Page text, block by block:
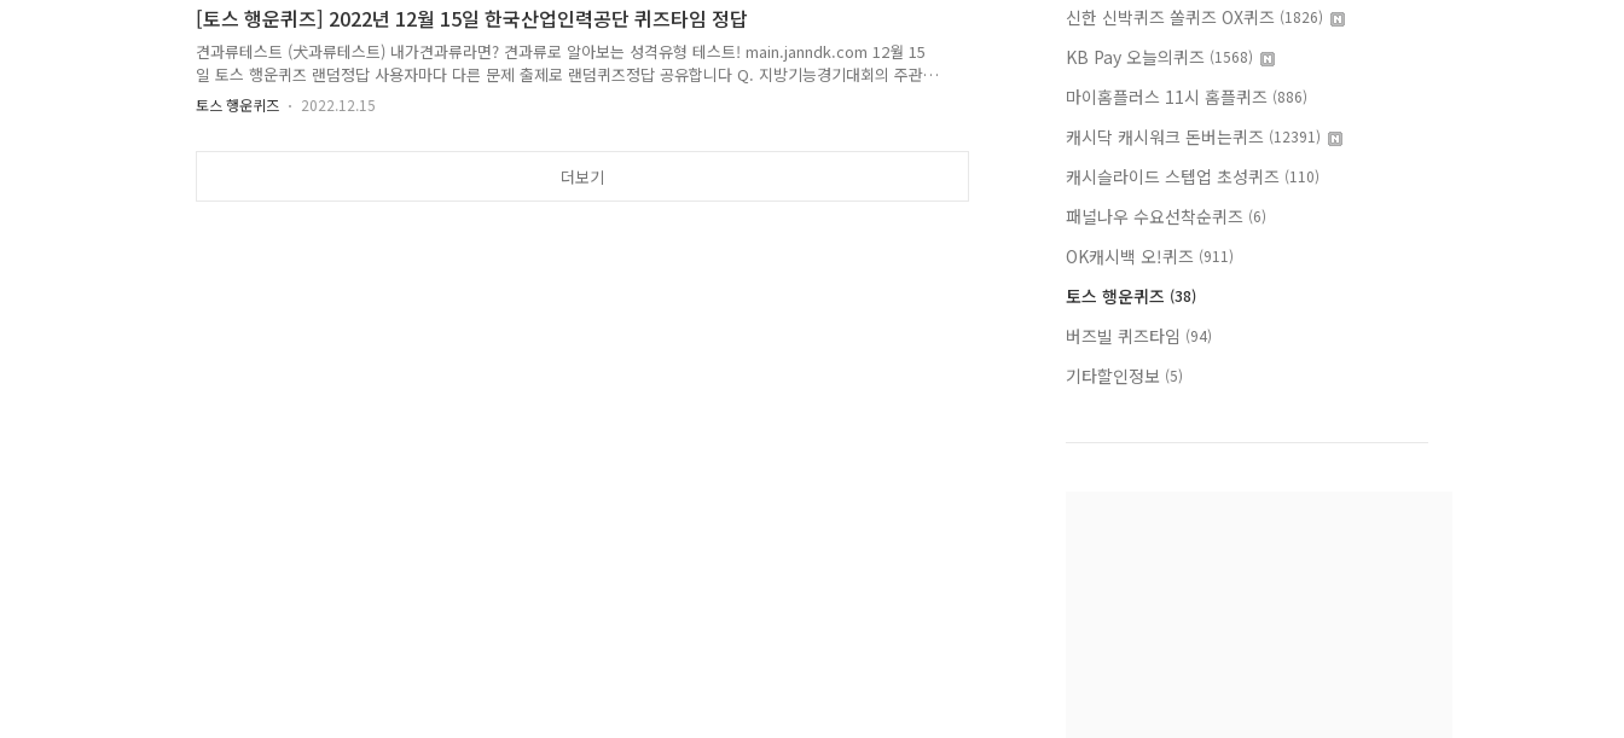
을 최대한 빠르고 정확하게 포스팅해볼까 합니다. 앞으로 다양하고 많은 퀴즈 정
답을 보다 손쉽게 알고 싶으시다면, 구독 또는 즐겨찾기 추가를 권장합니다. 네
이버나 다음에 돈독퀴즈를 검색해주세요!! 토스행운퀴즈에 대해 더 자세히 알고
싶으시다면, ↓↓↓↓↓↓↓ 캐시워크퀴즈에 대해 더 자세히 알고싶으시..
[토스 행운퀴즈] 2022년 12월 15일 한국산업인력공단 퀴즈타임 정답
견과류테스트 (犬과류테스트) 내가견과류라면? 견과류로 알아보는 성격유형 테스트! main.janndk.com 12월 15
일 토스 행운퀴즈 랜덤정답 사용자마다 다른 문제 출제로 랜덤퀴즈정답 공유합니다 Q. 지방기능경기대회의 주관
은 OO개 시, 도 기능경기 위원회에서 진행해요 정답은 [ 17 ] 정답은 [ ] 정답은 [ ] 저는 토스 행운퀴즈의 정답을
최대한 빠르고 정확하게 포스팅해볼까 합니다. 앞으로 다양하고 많은 퀴즈 정답을 보다 손쉽게 알고 싶으시다면,
세히 알고싶으시다면, ↓↓↓↓↓↓↓ 캐시워크퀴즈에 대해 더 자세히 알고싶으시다면, ↓↓↓↓↓↓↓ 돈독퀴
토스 행운퀴즈 2022.12.15
더보기
신한 신박퀴즈 쏠퀴즈 OX퀴즈 (1826)
KB Pay 오늘의퀴즈 (1568)
마이홈플러스 11시 홈플퀴즈 (886)
캐시닥 캐시워크 돈버는퀴즈 (12391)
캐시슬라이드 스텝업 초성퀴즈 (110)
패널나우 수요선착순퀴즈 (6)
OK캐시백 오!퀴즈 (911)
토스 행운퀴즈 (38)
버즈빌 퀴즈타임 (94)
기타할인정보 (5)